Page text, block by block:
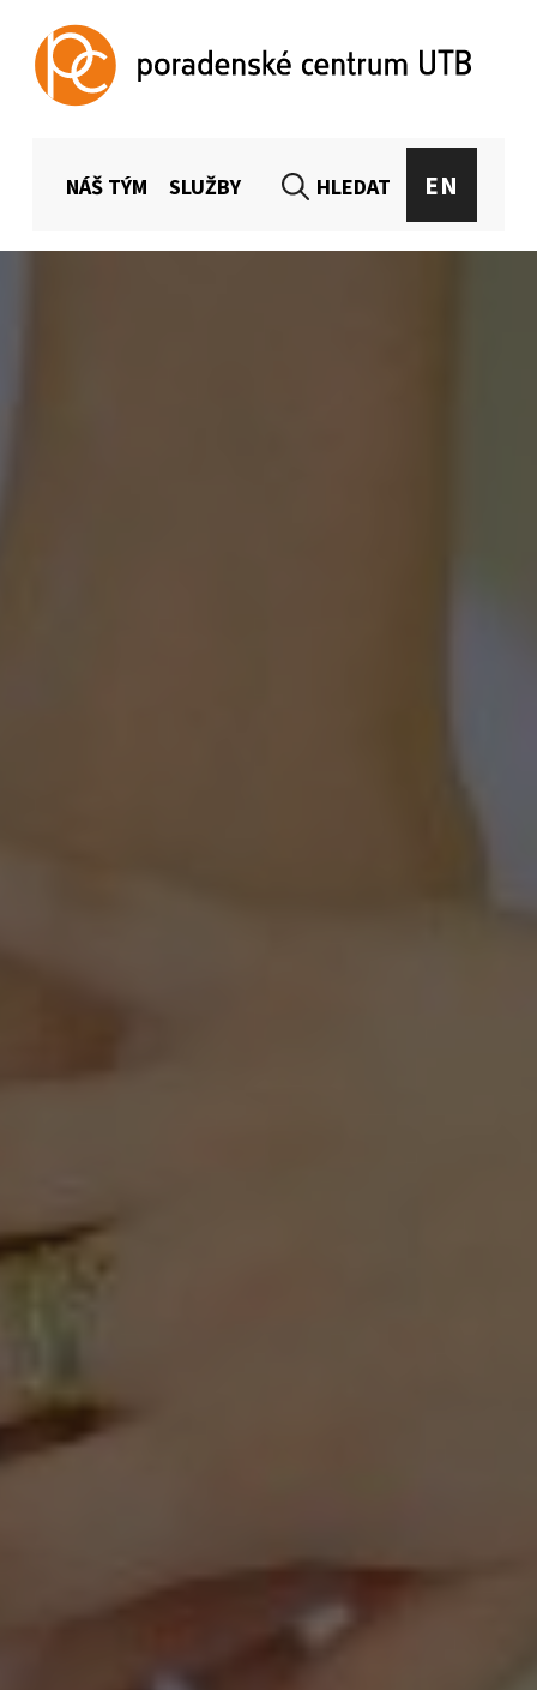
Poradenské centrum UTB
CELOUNIVERZITNÍ PORADENSTVÍ PRO STUDENTY A ZAMĚSTNANCE UTB
NÁŠ TÝM SLUŽBY HLEDAT EN